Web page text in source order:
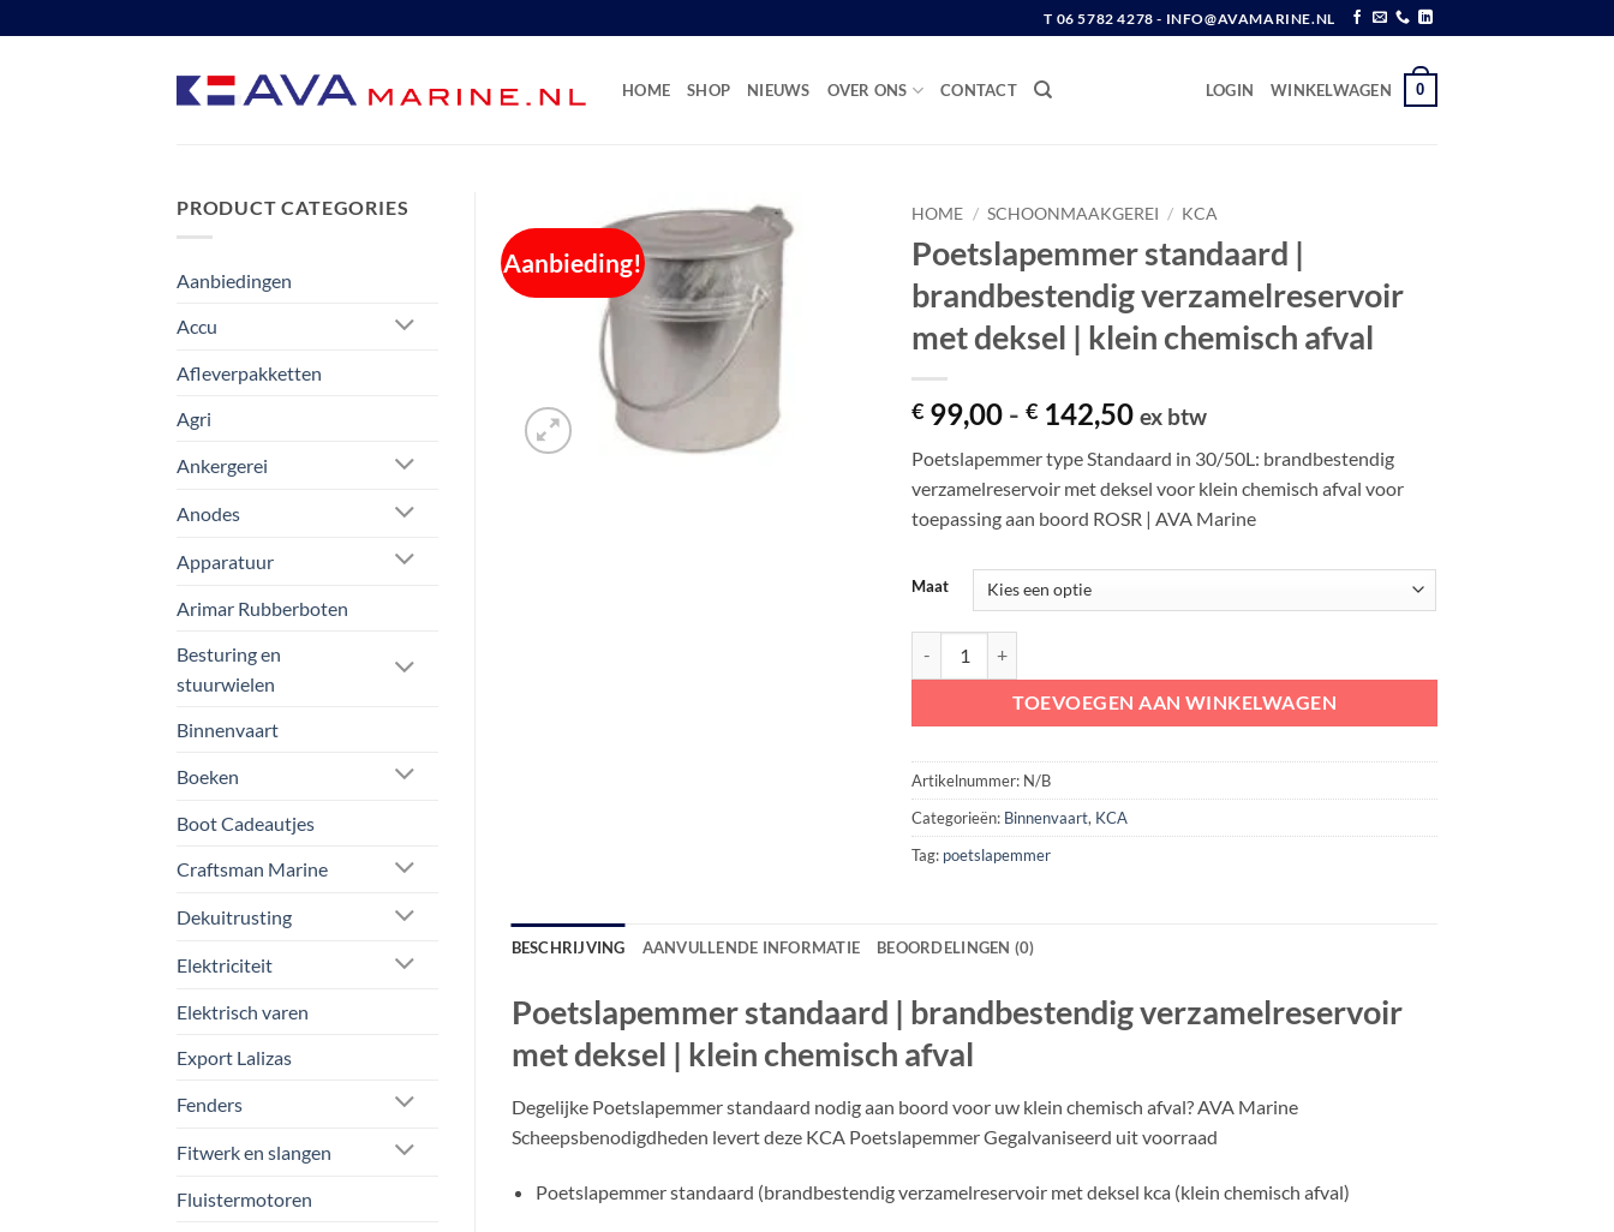
naar
T 06 5782 4278 - INFO@AVAMARINE.NL
HOME SHOP NIEUWS OVER ONS CONTACT LOGIN WINKELWAGEN 0
PRODUCT CATEGORIES
Aanbiedingen
Accu
Afleverpakketten
Agri
Ankergerei
Anodes
Apparatuur
Arimar Rubberboten
Besturing en
stuurwielen
Binnenvaart
Boeken
Boot Cadeautjes
Craftsman Marine
Dekuitrusting
Elektriciteit
Elektrisch varen
Export Lalizas
Fenders
Fitwerk en slangen
Fluistermotoren
Aanbieding!
HOME / SCHOONMAAKGEREI / KCA
Poetslapemmer standaard |
brandbestendig verzamelreservoir
met deksel | klein chemisch afval
€ 99,00 - € 142,50Prijsklasse:
tot
€ 142,50
ex btw
Poetslapemmer type Standaard in 30/50L: brandbestendig
verzamelreservoir met deksel voor klein chemisch afval voor
toepassing aan boord ROSR | AVA Marine
Maat
TOEVOEGEN AAN WINKELWAGEN
Artikelnummer: N/B
Categorieën: Binnenvaart, KCA
Tag: poetslapemmer
BESCHRIJVING AANVULLENDE INFORMATIE BEOORDELINGEN (0)
Poetslapemmer standaard | brandbestendig verzamelreservoir
met deksel | klein chemisch afval
Degelijke Poetslapemmer standaard nodig aan boord voor uw klein chemisch afval? AVA Marine
Scheepsbenodigdheden levert deze KCA Poetslapemmer Gegalvaniseerd uit voorraad
Poetslapemmer standaard (brandbestendig verzamelreservoir met deksel kca (klein chemisch afval)